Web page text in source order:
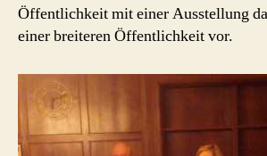
Öffentlichkeit mit einer Ausstellung
einer breiteren Öffentlichkeit vor.